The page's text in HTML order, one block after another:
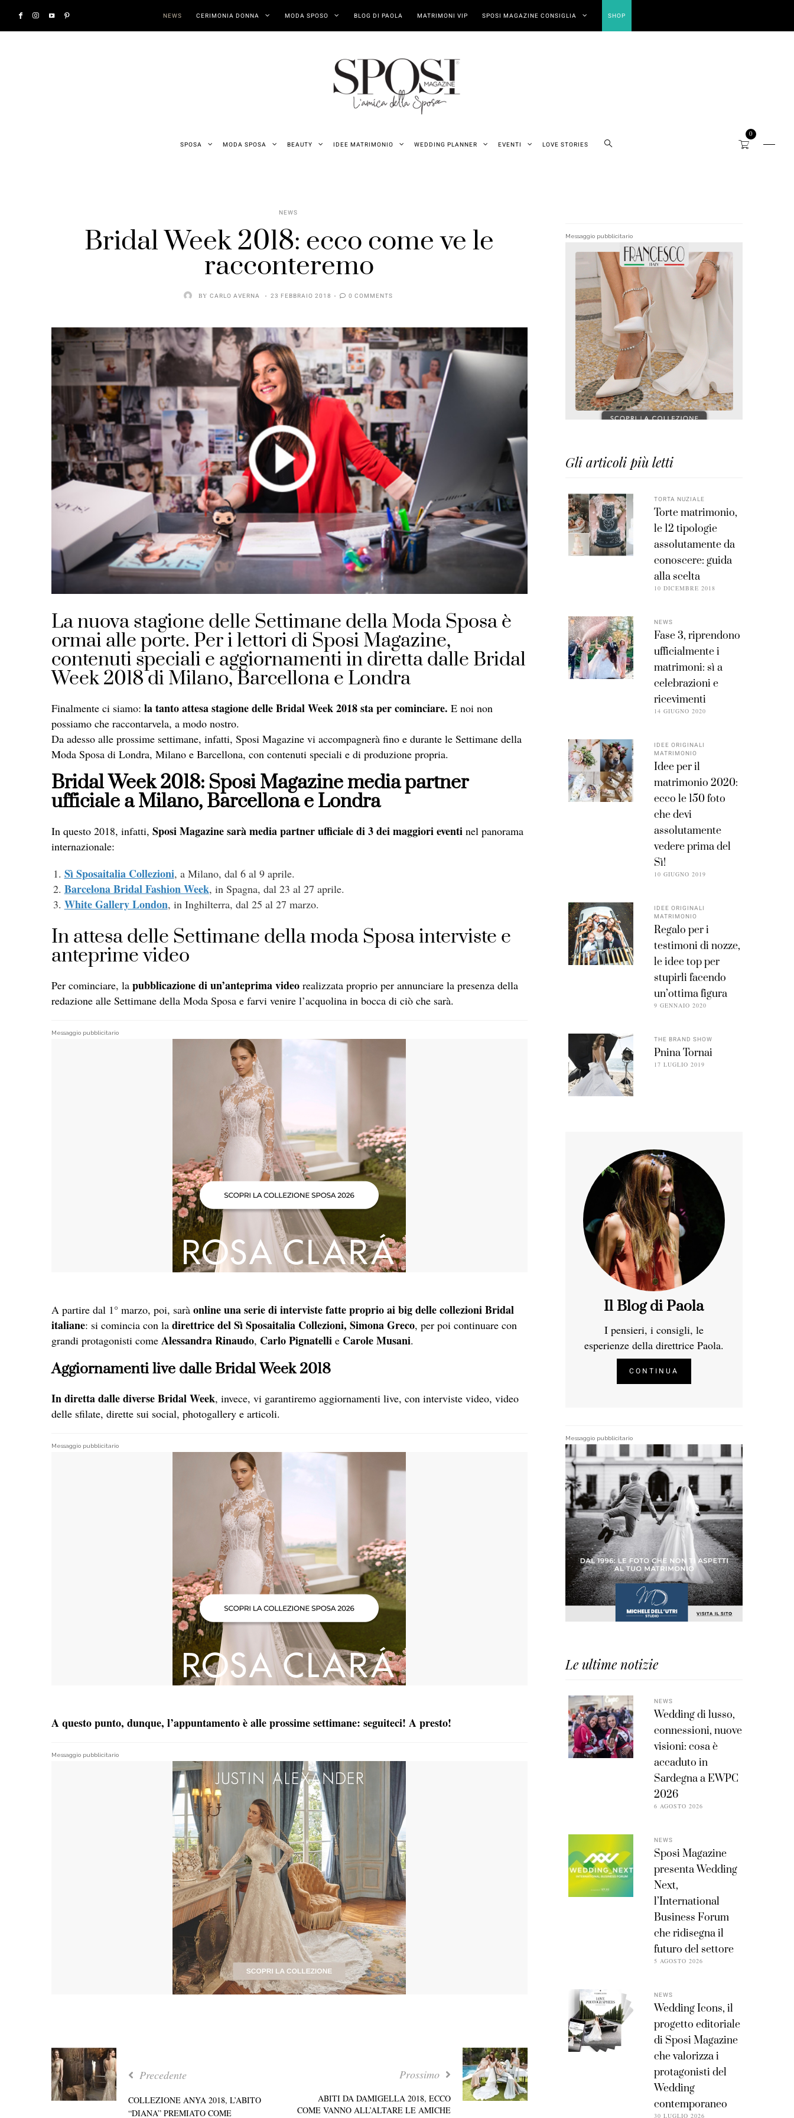
NEWS CERIMONIA DONNA MODA SPOSO BLOG DI PAOLA MATRIMONI VIP SPOSI MAGAZINE CONSIGLIA SHOP
SPOSA MODA SPOSA BEAUTY IDEE MATRIMONIO WEDDING PLANNER EVENTI LOVE STORIES
0
NEWS
Bridal Week 2018: ecco come ve le
racconteremo
BY CARLO AVERNA 23 FEBBRAIO 2018 0 COMMENTS
La nuova stagione delle Settimane della Moda Sposa è
ormai alle porte. Per i lettori di Sposi Magazine,
contenuti speciali e aggiornamenti in diretta dalle Bridal
Week 2018 di Milano, Barcellona e Londra
Finalmente ci siamo: la tanto attesa stagione delle Bridal Week 2018 sta per cominciare. E noi non
possiamo che raccontarvela, a modo nostro.
Da adesso alle prossime settimane, infatti, Sposi Magazine vi accompagnerà fino e durante le Settimane della
Moda Sposa di Londra, Milano e Barcellona, con contenuti speciali e di produzione propria.
Bridal Week 2018: Sposi Magazine media partner
ufficiale a Milano, Barcellona e Londra
In questo 2018, infatti, Sposi Magazine sarà media partner ufficiale di 3 dei maggiori eventi nel panorama
internazionale:
Sì Sposaitalia Collezioni, a Milano, dal 6 al 9 aprile.
Barcelona Bridal Fashion Week, in Spagna, dal 23 al 27 aprile.
White Gallery London, in Inghilterra, dal 25 al 27 marzo.
In attesa delle Settimane della moda Sposa interviste e
anteprime video
Per cominciare, la pubblicazione di un’anteprima video realizzata proprio per annunciare la presenza della
redazione alle Settimane della Moda Sposa e farvi venire l’acquolina in bocca di ciò che sarà.
Messaggio pubblicitario
A partire dal 1° marzo, poi, sarà online una serie di interviste fatte proprio ai big delle collezioni Bridal
italiane: si comincia con la direttrice del Sì Sposaitalia Collezioni, Simona Greco, per poi continuare con
grandi protagonisti come Alessandra Rinaudo, Carlo Pignatelli e Carole Musani.
Aggiornamenti live dalle Bridal Week 2018
In diretta dalle diverse Bridal Week, invece, vi garantiremo aggiornamenti live, con interviste video, video
delle sfilate, dirette sui social, photogallery e articoli.
Messaggio pubblicitario
A questo punto, dunque, l’appuntamento è alle prossime settimane: seguiteci! A presto!
Messaggio pubblicitario
Precedente
COLLEZIONE ANYA 2018, L’ABITO
“DIANA” PREMIATO COME
Prossimo
ABITI DA DAMIGELLA 2018, ECCO
COME VANNO ALL’ALTARE LE AMICHE
Messaggio pubblicitario
Gli articoli più letti
TORTA NUZIALE
Torte matrimonio,
le 12 tipologie
assolutamente da
conoscere: guida
alla scelta
10 DICEMBRE 2018
NEWS
Fase 3, riprendono
ufficialmente i
matrimoni: sì a
celebrazioni e
ricevimenti
14 GIUGNO 2020
IDEE ORIGINALI
MATRIMONIO
Idee per il
matrimonio 2020:
ecco le 150 foto
che devi
assolutamente
vedere prima del
Sì!
10 GIUGNO 2019
IDEE ORIGINALI
MATRIMONIO
Regalo per i
testimoni di nozze,
le idee top per
stupirli facendo
un’ottima figura
9 GENNAIO 2020
THE BRAND SHOW
Pnina Tornai
17 LUGLIO 2019
Il Blog di Paola
I pensieri, i consigli, le
esperienze della direttrice Paola.
CONTINUA
Messaggio pubblicitario
Le ultime notizie
NEWS
Wedding di lusso,
connessioni, nuove
visioni: cosa è
accaduto in
Sardegna a EWPC
2026
6 AGOSTO 2026
NEWS
Sposi Magazine
presenta Wedding
Next,
l’International
Business Forum
che ridisegna il
futuro del settore
5 AGOSTO 2026
NEWS
Wedding Icons, il
progetto editoriale
di Sposi Magazine
che valorizza i
protagonisti del
Wedding
contemporaneo
30 LUGLIO 2026